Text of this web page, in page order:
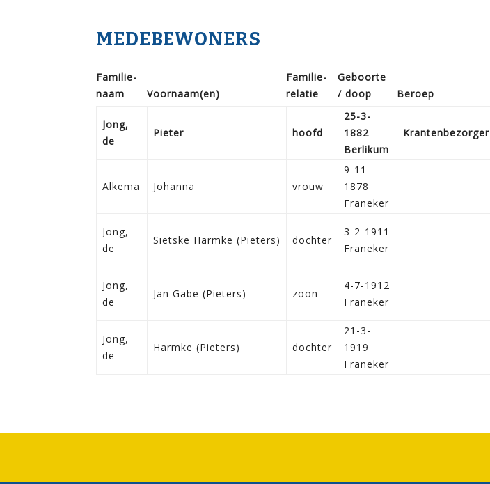
MEDEBEWONERS
Familie­
naam
Voor­naam(en)
Familie­
relatie
Geboorte
/ doop
Beroep
Jong,
de
Pieter hoofd
25-3-
1882
Berlikum
Krantenbezorger
Alkema Johanna vrouw
9-11-
1878
Franeker
Jong,
de
Sietske Harmke (Pieters) dochter
3-2-1911
Franeker
Jong,
de
Jan Gabe (Pieters) zoon
4-7-1912
Franeker
Jong,
de
Harmke (Pieters) dochter
21-3-
1919
Franeker